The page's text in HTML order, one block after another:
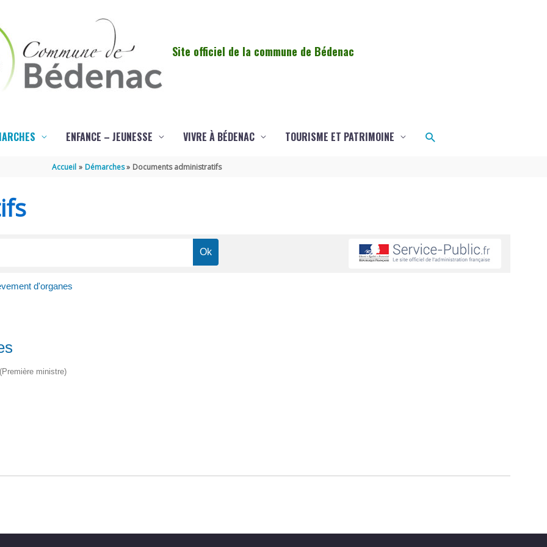
Site officiel de la commune de Bédenac
ENFANCE – JEUNESSE VIVRE À BÉDENAC TOURISME ET PATRIMOINE Rechercher
Accueil Démarches Documents administratifs
d'organes
ministre)